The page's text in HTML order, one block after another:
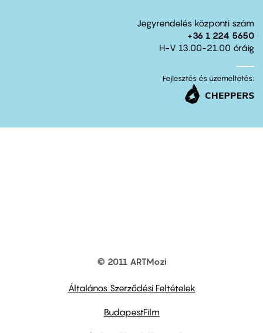
Jegyrendelés központi szám
+36 1 224 5650
H-V 13.00-21.00 óráig
Fejlesztés és üzemeltetés:
© 2011 ARTMozi
Általános Szerződési Feltételek
BudapestFilm